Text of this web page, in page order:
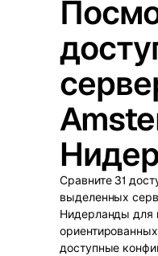
Сравните 31
выделенных
Нидерланды для
доступные